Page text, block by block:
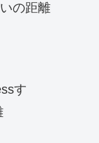
の距離
す